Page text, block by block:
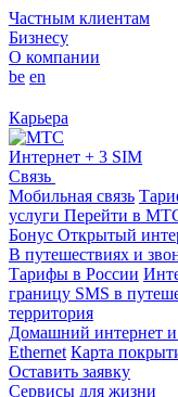
Частным клиентам
Бизнесу
О компании
be en
Карьера
Интернет + 3 SIM
Связь
Мобильная связь
услуги Перейти в
Бонус Открытый
В путешествиях и
Тарифы в России
границу SMS в
территория
Домашний интернет
Ethernet Карта
Оставить заявку
Сервисы для жизни